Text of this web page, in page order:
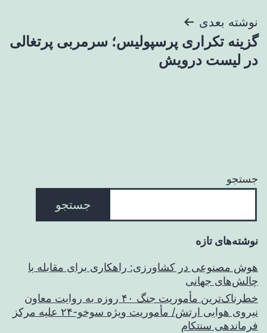
نوشته بعدی
گزینه تکراری پرسپولیس؛ سرمربی پرتغالی
در لیست درویش
جستجو
جستجو
نوشته‌های تازه
هوش مصنوعی در کشاورزی: راهکاری برای مقابله با
چالش‌های جهانی
خطرناک‌ترین مأموریت جنگ ۴۰ روزه به روایت معاون
نیروی هوایی ارتش/ مأموریت ویژه سوخو-۲۴ علیه مرکز
فرماندهی سنتکام